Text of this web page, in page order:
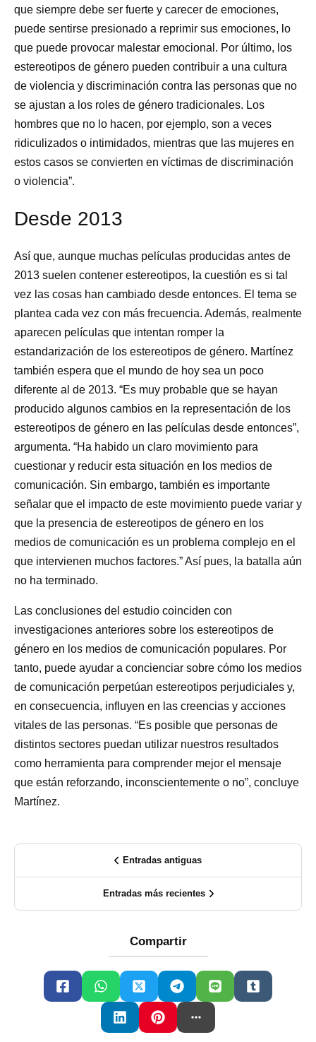
que siempre debe ser fuerte y carecer de emociones,
puede sentirse presionado a reprimir sus emociones, lo
que puede provocar malestar emocional. Por último, los
estereotipos de género pueden contribuir a una cultura
de violencia y discriminación contra las personas que no
se ajustan a los roles de género tradicionales. Los
hombres que no lo hacen, por ejemplo, son a veces
ridiculizados o intimidados, mientras que las mujeres en
estos casos se convierten en víctimas de discriminación
o violencia”.
Desde 2013
Así que, aunque muchas películas producidas antes de
2013 suelen contener estereotipos, la cuestión es si tal
vez las cosas han cambiado desde entonces. El tema se
plantea cada vez con más frecuencia. Además, realmente
aparecen películas que intentan romper la
estandarización de los estereotipos de género. Martínez
también espera que el mundo de hoy sea un poco
diferente al de 2013. “Es muy probable que se hayan
producido algunos cambios en la representación de los
estereotipos de género en las películas desde entonces”,
argumenta. “Ha habido un claro movimiento para
cuestionar y reducir esta situación en los medios de
comunicación. Sin embargo, también es importante
señalar que el impacto de este movimiento puede variar y
que la presencia de estereotipos de género en los
medios de comunicación es un problema complejo en el
que intervienen muchos factores.” Así pues, la batalla aún
no ha terminado.
Las conclusiones del estudio coinciden con
investigaciones anteriores sobre los estereotipos de
género en los medios de comunicación populares. Por
tanto, puede ayudar a concienciar sobre cómo los medios
de comunicación perpetúan estereotipos perjudiciales y,
en consecuencia, influyen en las creencias y acciones
vitales de las personas. “Es posible que personas de
distintos sectores puedan utilizar nuestros resultados
como herramienta para comprender mejor el mensaje
que están reforzando, inconscientemente o no”, concluye
Martínez.
Entradas antiguas
Entradas más recientes
Compartir